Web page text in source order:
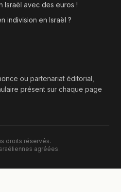
Israël avec des euros !
indivision en Israël ?
ou partenariat éditorial,
présent sur chaque page
droits réservés.
agréées.